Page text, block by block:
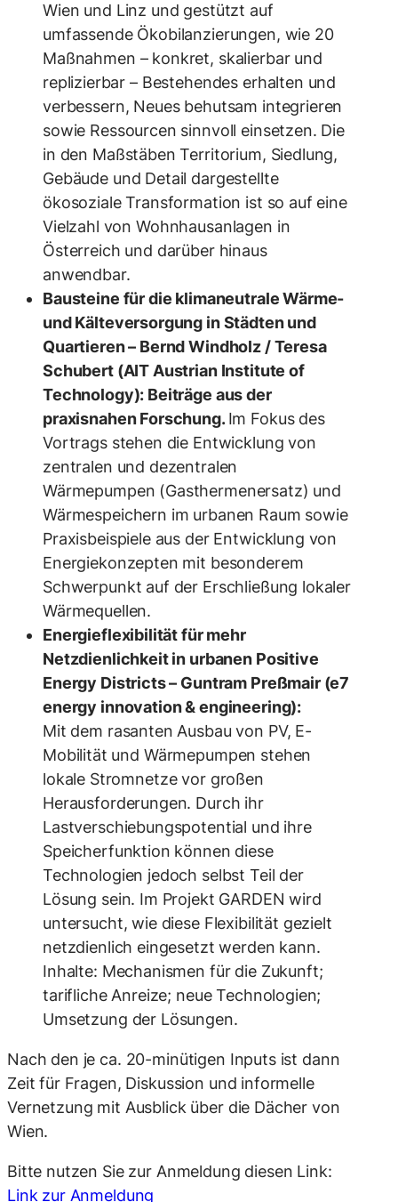
Wien und Linz und gestützt auf
umfassende Ökobilanzierungen, wie 20
Maßnahmen – konkret, skalierbar und
replizierbar – Bestehendes erhalten und
verbessern, Neues behutsam integrieren
sowie Ressourcen sinnvoll einsetzen. Die
in den Maßstäben Territorium, Siedlung,
Gebäude und Detail dargestellte
ökosoziale Transformation ist so auf eine
Vielzahl von Wohnhausanlagen in
Österreich und darüber hinaus
anwendbar.
Bausteine für die klimaneutrale Wärme-
und Kälteversorgung in Städten und
Quartieren – Bernd Windholz / Teresa
Schubert (AIT Austrian Institute of
Technology): Beiträge aus der
praxisnahen Forschung.Im Fokus des
Vortrags stehen die Entwicklung von
zentralen und dezentralen
Wärmepumpen (Gasthermenersatz) und
Wärmespeichern im urbanen Raum sowie
Praxisbeispiele aus der Entwicklung von
Energiekonzepten mit besonderem
Schwerpunkt auf der Erschließung lokaler
Wärmequellen.
Energieflexibilität für mehr
Netzdienlichkeit in urbanen Positive
Energy Districts – Guntram Preßmair (e7
energy innovation & engineering):
Mit dem rasanten Ausbau von PV, E-
Mobilität und Wärmepumpen stehen
lokale Stromnetze vor großen
Herausforderungen. Durch ihr
Lastverschiebungspotential und ihre
Speicherfunktion können diese
Technologien jedoch selbst Teil der
Lösung sein. Im Projekt GARDEN wird
untersucht, wie diese Flexibilität gezielt
netzdienlich eingesetzt werden kann.
Inhalte: Mechanismen für die Zukunft;
tarifliche Anreize; neue Technologien;
Umsetzung der Lösungen.
Nach den je ca. 20-minütigen Inputs ist dann
Zeit für Fragen, Diskussion und informelle
Vernetzung mit Ausblick über die Dächer von
Wien.
Bitte nutzen Sie zur Anmeldung diesen Link:
Link zur Anmeldung